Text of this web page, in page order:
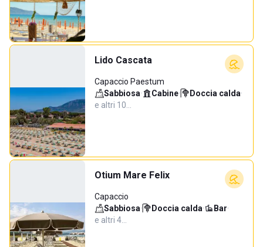
Lido Cascata
Capaccio Paestum
Sabbiosa· Cabine· Doccia calda·
e altri 10…
Otium Mare Felix
Capaccio
Sabbiosa· Doccia calda· Bar·
e altri 4…